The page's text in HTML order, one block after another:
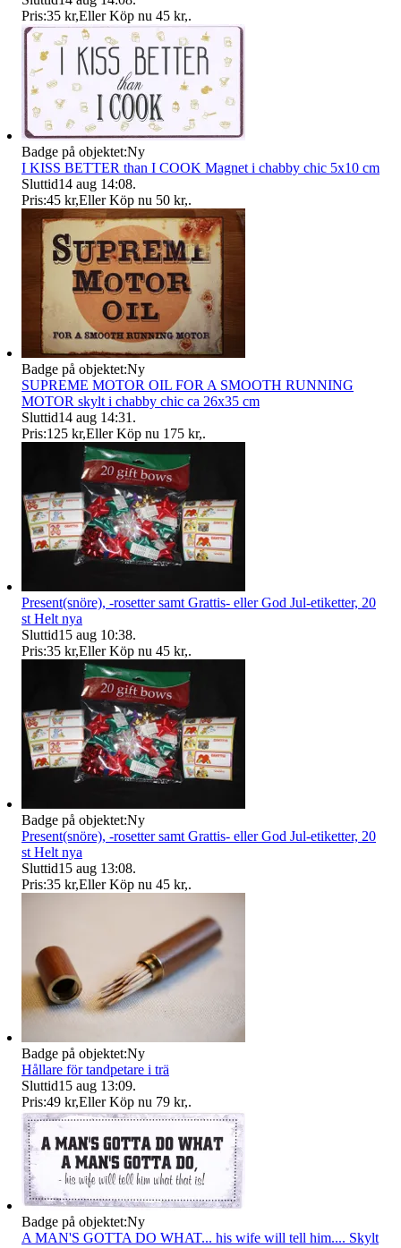
Pris:35 kr,Eller Köp nu 45 kr,.
Badge på objektet:Ny
I KISS BETTER than I COOK Magnet i chabby chic 5x10 cm
Sluttid14 aug 14:08.
Pris:45 kr,Eller Köp nu 50 kr,.
Badge på objektet:Ny
SUPREME MOTOR OIL FOR A SMOOTH RUNNING
MOTOR skylt i chabby chic ca 26x35 cm
Sluttid14 aug 14:31 .
Pris:125 kr,Eller Köp nu 175 kr,.
Present(snöre), -rosetter samt Grattis- eller God Jul-etiketter, 20
st Helt nya
Sluttid15 aug 10:38.
Pris:35 kr,Eller Köp nu 45 kr,.
Badge på objektet:Ny
Present(snöre), -rosetter samt Grattis- eller God Jul-etiketter, 20
st Helt nya
Sluttid15 aug 13:08.
Pris:35 kr,Eller Köp nu 45 kr,.
Badge på objektet:Ny
Hållare för tandpetare i trä
Sluttid15 aug 13:09.
Pris:49 kr,Eller Köp nu 79 kr,.
Badge på objektet:Ny
A MAN'S GOTTA DO WHAT... his wife will tell him.... Skylt